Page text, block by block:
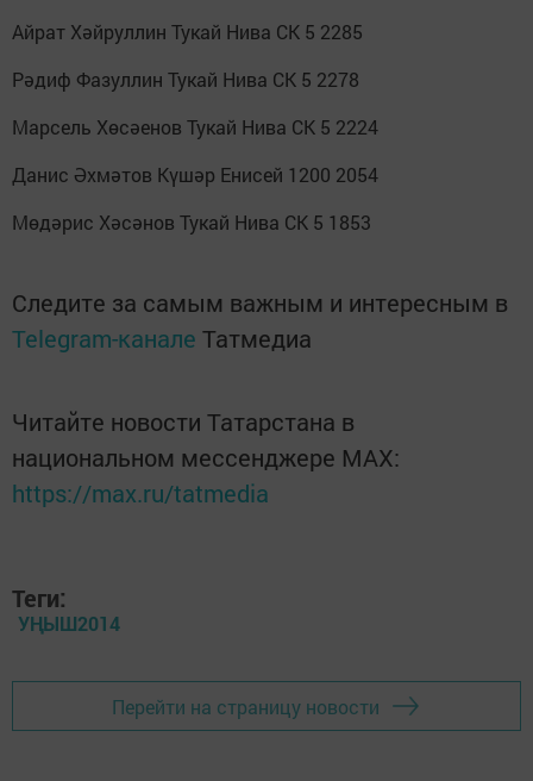
Айрат Хәйруллин Тукай Нива СК 5 2285
Рәдиф Фазуллин Тукай Нива СК 5 2278
Марсель Хөсәенов Тукай Нива СК 5 2224
Данис Әхмәтов Күшәр Енисей 1200 2054
Мөдәрис Хәсәнов Тукай Нива СК 5 1853
Следите за самым важным и интересным в
Telegram-канале Татмедиа
Читайте новости Татарстана в
национальном мессенджере MАХ:
https://max.ru/tatmedia
Теги:
УҢЫШ2014
Перейти на страницу новости